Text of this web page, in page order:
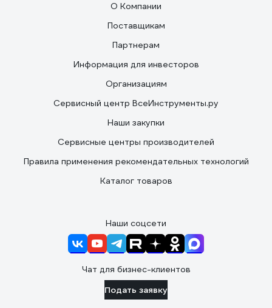
О Компании
Поставщикам
Партнерам
Информация для инвесторов
Организациям
Сервисный центр ВсеИнструменты.ру
Наши закупки
Сервисные центры производителей
Правила применения рекомендательных технологий
Каталог товаров
Наши соцсети
Чат для бизнес-клиентов
Подать заявку